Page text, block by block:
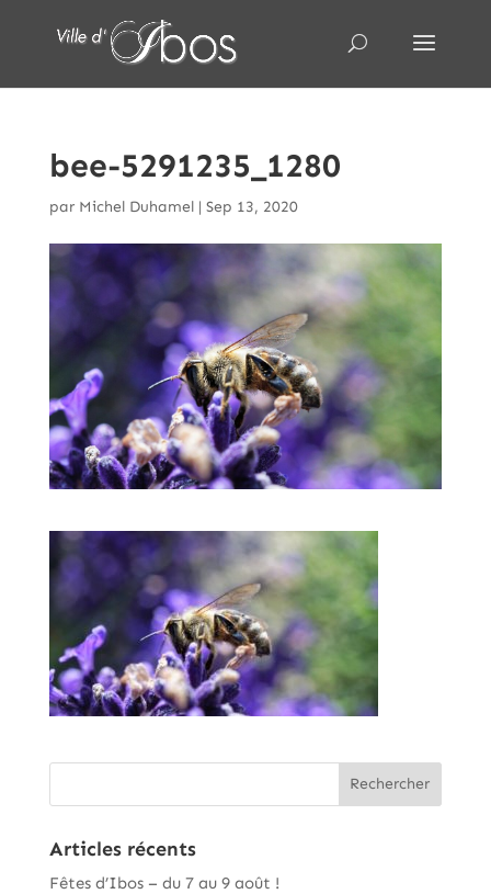
bee-5291235_1280
par Michel Duhamel| Sep 13, 2020
Articles récents
Fêtes d’Ibos – du 7 au 9 août !